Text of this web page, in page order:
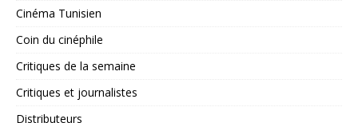
Cinéma Tunisien
Coin du cinéphile
Critiques de la semaine
Critiques et journalistes
Distributeurs